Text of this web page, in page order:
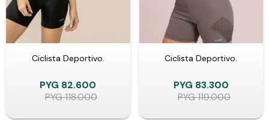
Ciclista Deportivo.
PYG 82.600
PYG118.000
Ciclista Deportivo.
PYG 83.300
PYG119.000